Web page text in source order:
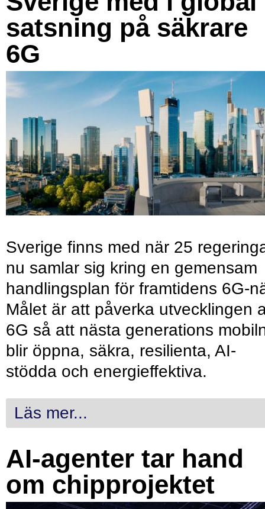
satsning på säkrare
6G
Sverige finns med när 25
nu samlar sig kring en gemensam
handlingsplan för framtidens 6G-
Målet är att påverka utvecklingen
6G så att nästa generations
blir öppna, säkra, resilienta, AI-
stödda och energieffektiva.
Läs mer...
AI-agenter tar hand
om chipprojektet